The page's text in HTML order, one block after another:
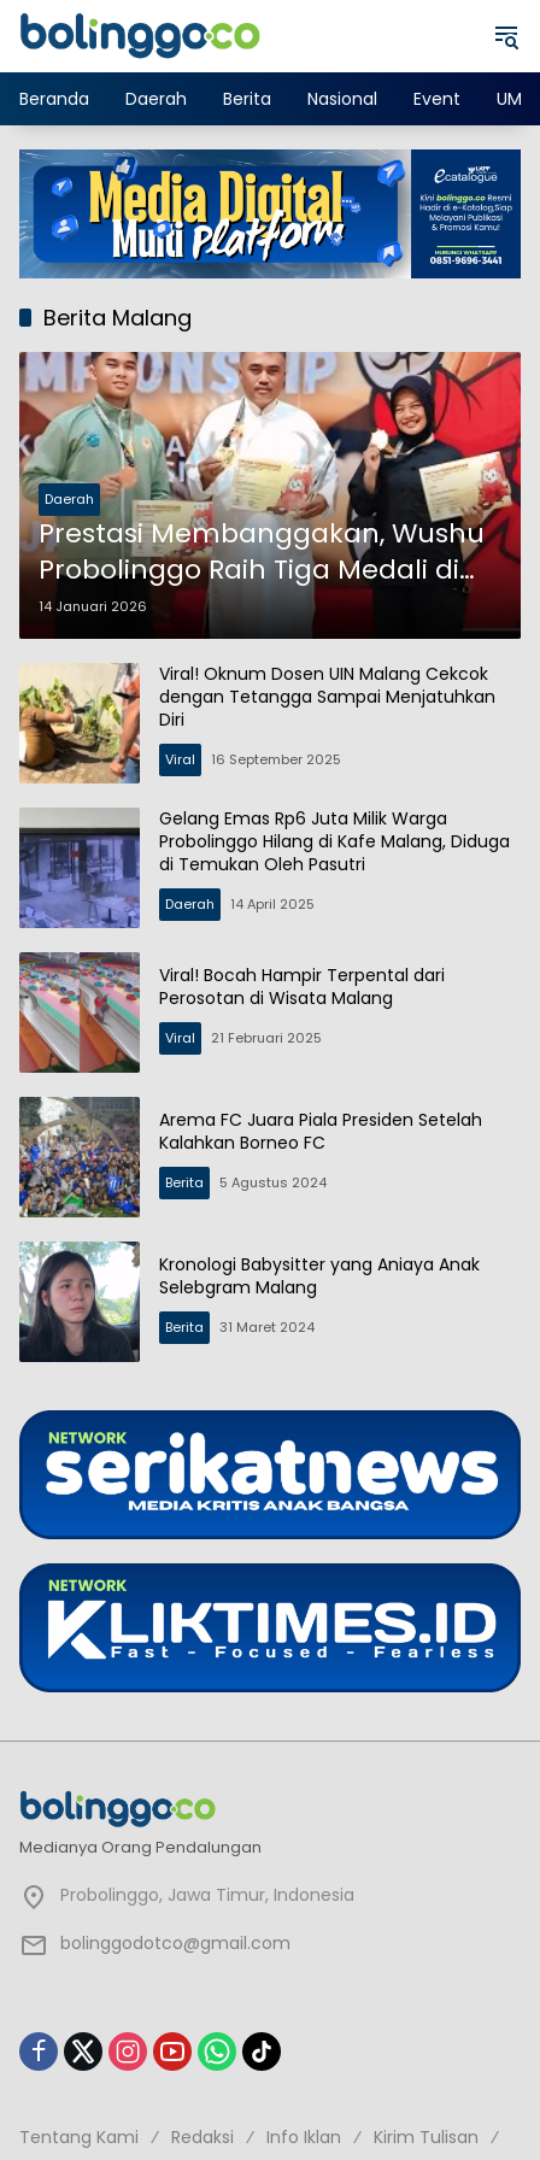
Langsung
Beranda
Daerah Berita Nasional Event
Berita Malang
Daerah
Prestasi Membanggakan, Wushu
Probolinggo Raih Tiga Medali di
Piala KONI Malang
14 Januari 2026
Viral! Oknum Dosen UIN Malang Cekcok
dengan Tetangga Sampai Menjatuhkan
Diri
Viral 16 September 2025
Gelang Emas Rp6 Juta Milik Warga
Probolinggo Hilang di Kafe Malang, Diduga
di Temukan Oleh Pasutri
Daerah 14 April 2025
Viral! Bocah Hampir Terpental dari
Perosotan di Wisata Malang
Viral 21 Februari 2025
Arema FC Juara Piala Presiden Setelah
Kalahkan Borneo FC
Berita 5 Agustus 2024
Kronologi Babysitter yang Aniaya Anak
Selebgram Malang
Berita 31 Maret 2024
Medianya Orang Pendalungan
Probolinggo, Jawa Timur, Indonesia
bolinggodotco@gmail.com
Tentang Kami Redaksi Info Iklan
Kirim Tulisan